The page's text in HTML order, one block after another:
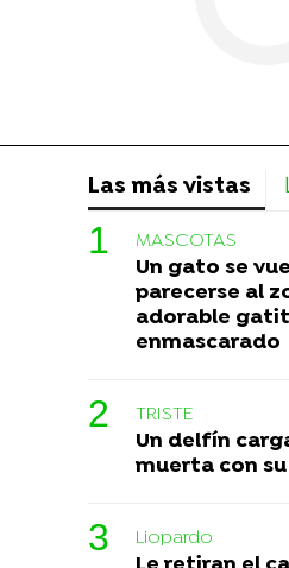
Las más vistas
MASCOTAS
Un gato se
parecerse al
adorable
enmascarado
TRISTE
Un delfín
muerta con
Liopardo